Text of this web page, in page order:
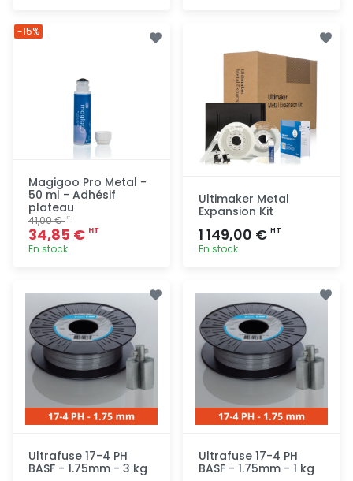
Magigoo Pro Metal -
50 ml - Adhésif
plateau
41,00 €HT
34,85 € HT
En stock
rapide
-15%
Ultimaker Metal
Expansion Kit
1 149,00 € HT
En stock
rapide
Ultrafuse 17-4 PH
BASF - 1.75mm - 3 kg
Ultrafuse 17-4 PH
BASF - 1.75mm - 1 kg